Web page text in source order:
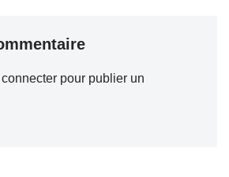
pour publier un